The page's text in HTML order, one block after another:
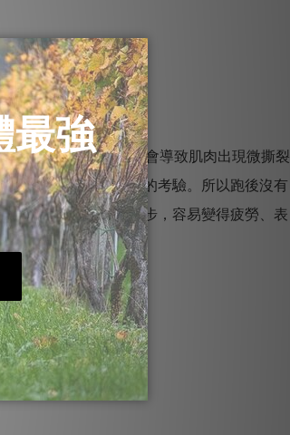
三至四倍。這種壓力會導致肌肉出現微撕裂
，都會經受高強度的考驗。
所以跑後沒有
須額外花更多力氣跑步，容易變得疲勞、表